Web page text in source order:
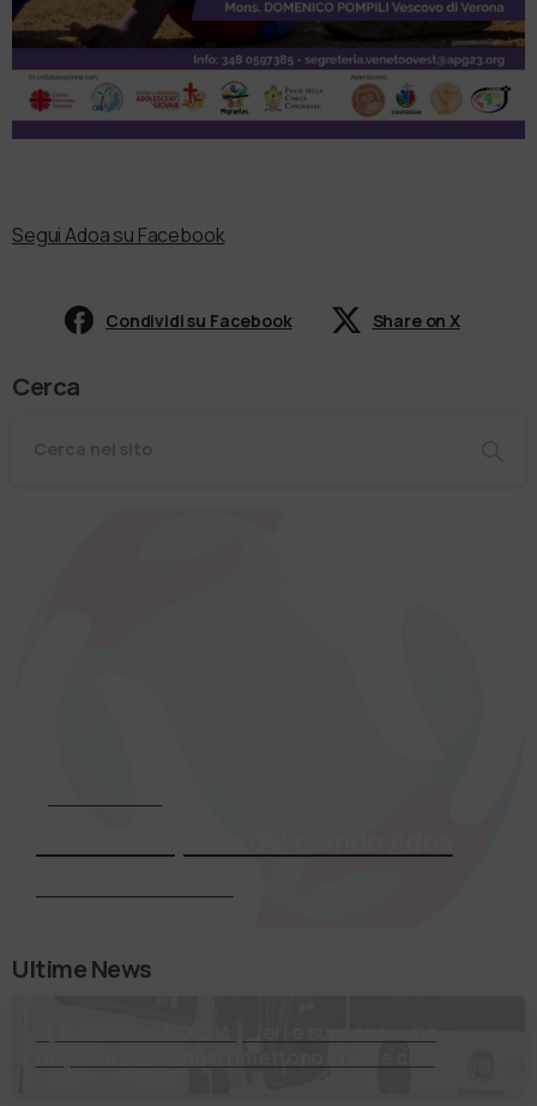
Segui Adoa su Facebook
Condividi su Facebook Share on X
Cerca
Ultime News